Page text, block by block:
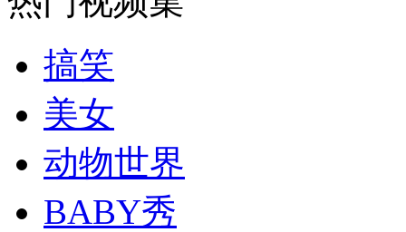
纽约上演“枕头大战”
司机酒驾遇交警 急速倒车逃窜
搞笑
美女
动物世界
BABY秀